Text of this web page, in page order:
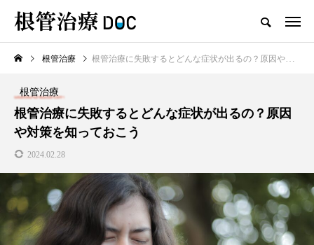
TOP 根管治療
新着記事
根管治療
根管治療 根管治療に失敗するとどんな症状が出るの？原因や対策を知っておこう
根管治療
根管治療に失敗するとどんな症状が出るの？原因
や対策を知っておこう
2024.02.28